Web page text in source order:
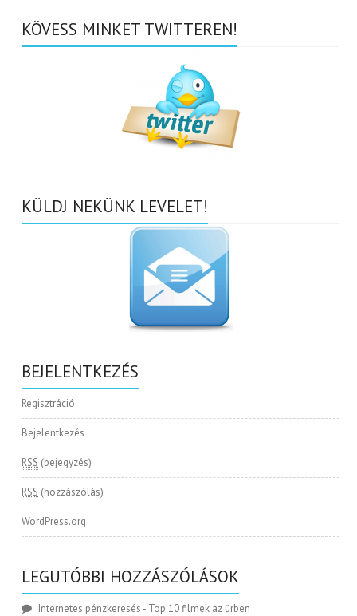
KÖVESS MINKET TWITTEREN!
KÜLDJ NEKÜNK LEVELET!
BEJELENTKEZÉS
Regisztráció
Bejelentkezés
RSS (bejegyzés)
RSS (hozzászólás)
WordPress.org
LEGUTÓBBI HOZZÁSZÓLÁSOK
Internetes pénzkeresés - Top 10 filmek az űrben